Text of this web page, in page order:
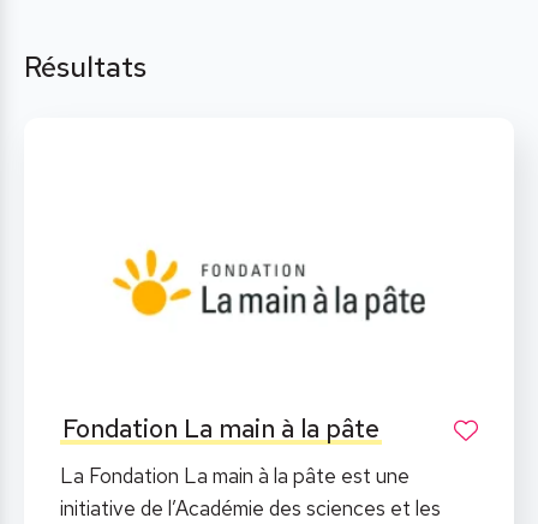
Résultats
Fondation La main à la pâte
La Fondation La main à la pâte est une
initiative de l’Académie des sciences et les